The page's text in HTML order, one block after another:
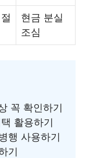
현금 분실
조심
꼭 확인하기
활용하기
행 사용하기
기